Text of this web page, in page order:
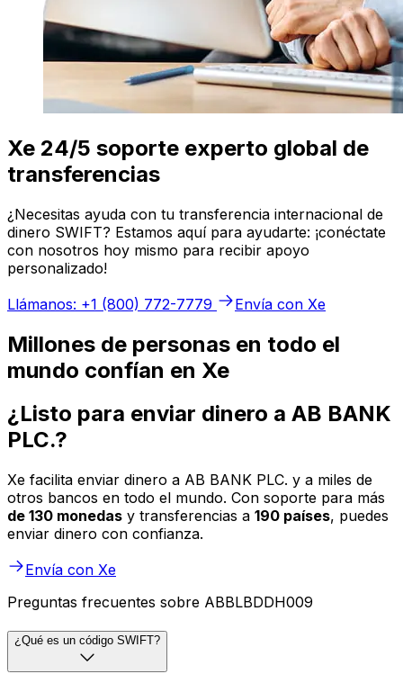
Xe 24/5 soporte experto global de
transferencias
¿Necesitas ayuda con tu transferencia internacional de
dinero SWIFT? Estamos aquí para ayudarte: ¡conéctate
con nosotros hoy mismo para recibir apoyo
personalizado!
Llámanos: +1 (800) 772-7779
Envía con Xe
Millones de personas en todo el
mundo confían en Xe
¿Listo para enviar dinero a AB BANK
PLC.?
Xe facilita enviar dinero a AB BANK PLC. y a miles de
otros bancos en todo el mundo. Con soporte para más
de 130 monedas y transferencias a 190 países, puedes
enviar dinero con confianza.
Envía con Xe
Preguntas frecuentes sobre ABBLBDDH009
¿Qué es un código SWIFT?